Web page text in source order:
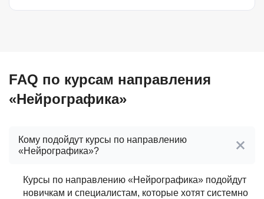
FAQ по курсам направления
«Нейрографика»
Кому подойдут курсы по направлению
«Нейрографика»?
Курсы по направлению «Нейрографика» подойдут
новичкам и специалистам, которые хотят системно